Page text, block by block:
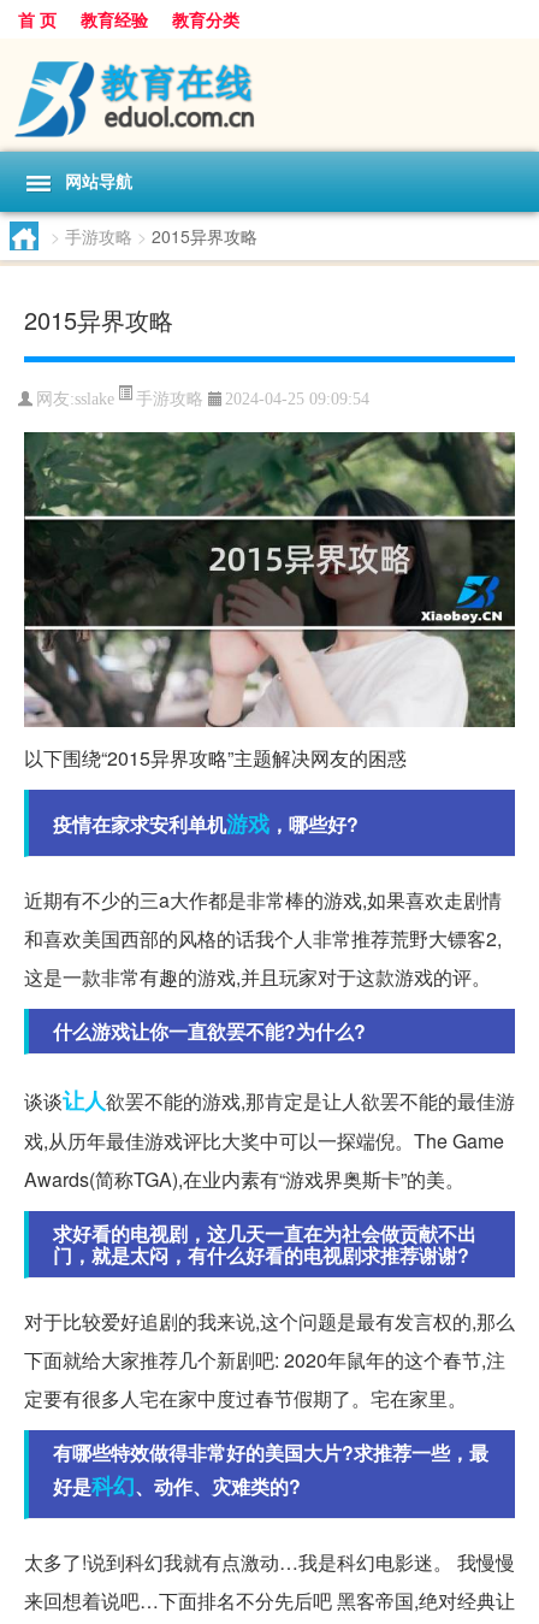
首 页 教育经验 教育分类
网站导航
> 手游攻略 > 2015异界攻略
2015异界攻略
网友:sslake 手游攻略 2024-04-25 09:09:54
以下围绕“2015异界攻略”主题解决网友的困惑
疫情在家求安利单机游戏 ，哪些好?
近期有不少的三a大作都是非常棒的游戏,如果喜欢走剧情
和喜欢美国西部的风格的话我个人非常推荐荒野大镖客2,
这是一款非常有趣的游戏,并且玩家对于这款游戏的评。
什么游戏让你一直欲罢不能?为什么?
谈谈让人欲罢不能的游戏,那肯定是让人欲罢不能的最佳游
戏,从历年最佳游戏评比大奖中可以一探端倪。The Game
Awards(简称TGA),在业内素有“游戏界奥斯卡”的美。
求好看的电视剧，这几天一直在为社会做贡献不出
门，就是太闷，有什么好看的电视剧求推荐谢谢?
对于比较爱好追剧的我来说,这个问题是最有发言权的,那么
下面就给大家推荐几个新剧吧: 2020年鼠年的这个春节,注
定要有很多人宅在家中度过春节假期了。宅在家里。
有哪些特效做得非常好的美国大片?求推荐一些，最
好是科幻、动作、灾难类的?
太多了!说到科幻我就有点激动…我是科幻电影迷。 我慢慢
来回想着说吧…下面排名不分先后吧 黑客帝国,绝对经典让